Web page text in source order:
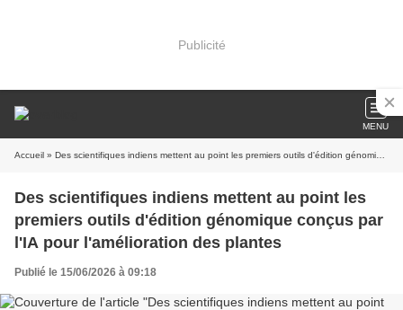
Publicité
MENU
Accueil » Des scientifiques indiens mettent au point les premiers outils d'édition génomique conçus par l'IA pour l'amélioration des plantes
Des scientifiques indiens mettent au point les
premiers outils d'édition génomique conçus par
l'IA pour l'amélioration des plantes
Publié le 15/06/2026 à 09:18